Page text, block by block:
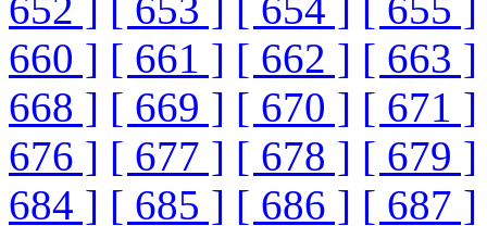
652 ] [ 653 ] [ 654 ] [ 655 ]
660 ] [ 661 ] [ 662 ] [ 663 ]
668 ] [ 669 ] [ 670 ] [ 671 ]
676 ] [ 677 ] [ 678 ] [ 679 ]
684 ] [ 685 ] [ 686 ] [ 687 ]